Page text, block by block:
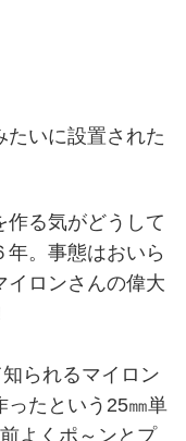
たいに設置された
作る気がどうして
年。事態はおいら
イロンさんの偉大
られるマイロン
ったという25㎜単
よくポ～ンとプ